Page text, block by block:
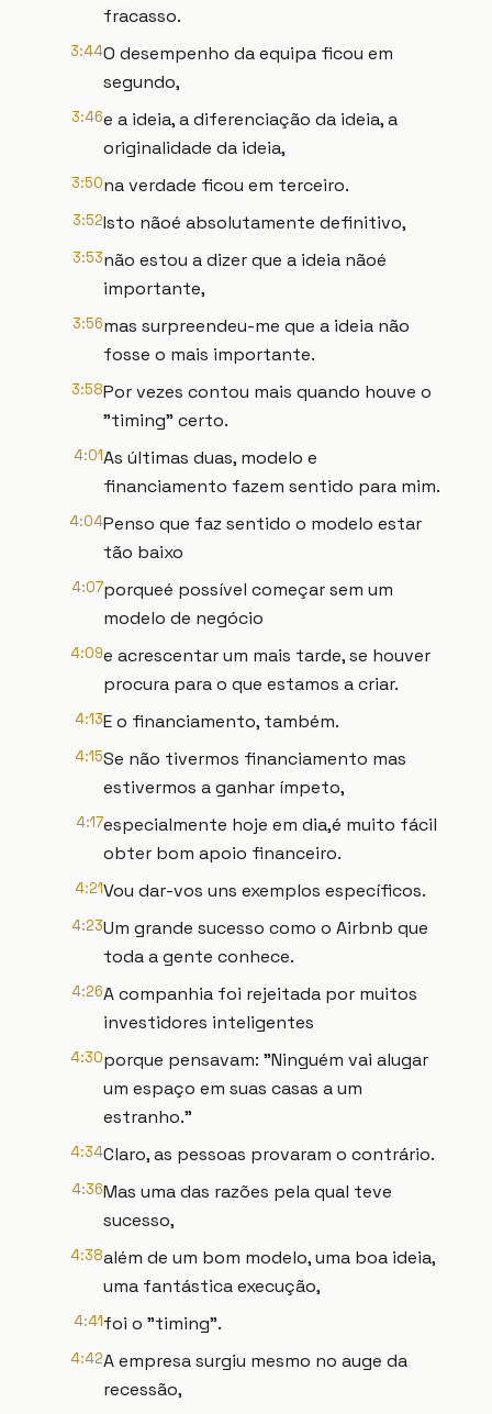
fracasso.
3:44O desempenho da equipa ficou em
segundo,
3:46e a ideia, a diferenciação da ideia, a
originalidade da ideia,
3:50na verdade ficou em terceiro.
3:52Isto nãoé absolutamente definitivo,
3:53não estou a dizer que a ideia nãoé
importante,
3:56mas surpreendeu-me que a ideia não
fosse o mais importante.
3:58Por vezes contou mais quando houve o
"timing" certo.
4:01As últimas duas, modelo e
financiamento fazem sentido para mim.
4:04Penso que faz sentido o modelo estar
tão baixo
4:07porqueé possível começar sem um
modelo de negócio
4:09e acrescentar um mais tarde, se houver
procura para o que estamos a criar.
4:13E o financiamento, também.
4:15Se não tivermos financiamento mas
estivermos a ganhar ímpeto,
4:17especialmente hoje em dia,é muito fácil
obter bom apoio financeiro.
4:21Vou dar-vos uns exemplos específicos.
4:23Um grande sucesso como o Airbnb que
toda a gente conhece.
4:26A companhia foi rejeitada por muitos
investidores inteligentes
4:30porque pensavam: "Ninguém vai alugar
um espaço em suas casas a um
estranho."
4:34Claro, as pessoas provaram o contrário.
4:36Mas uma das razões pela qual teve
sucesso,
4:38além de um bom modelo, uma boa ideia,
uma fantástica execução,
4:41foi o "timing".
4:42A empresa surgiu mesmo no auge da
recessão,